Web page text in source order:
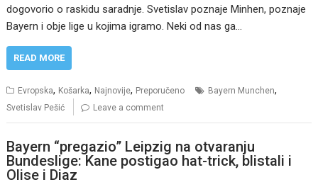
dogovorio o raskidu saradnje. Svetislav poznaje Minhen, poznaje
Bayern i obje lige u kojima igramo. Neki od nas ga…
READ MORE
Evropska, Košarka, Najnovije, Preporučeno Bayern Munchen,
Svetislav Pešić Leave a comment
Bayern “pregazio” Leipzig na otvaranju
Bundeslige: Kane postigao hat-trick, blistali i
Olise i Diaz